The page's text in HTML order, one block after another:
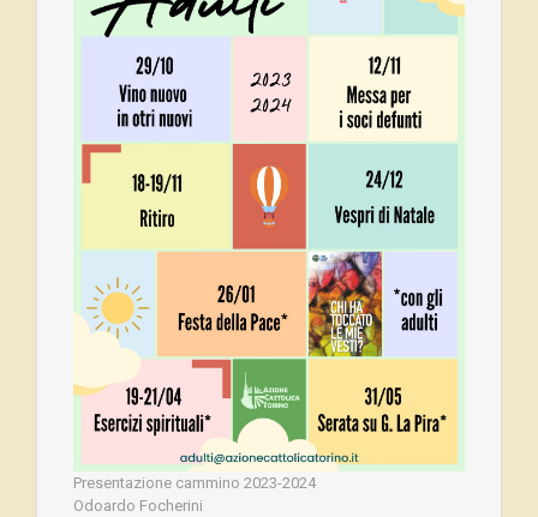
Presentazione cammino 2023-2024
Odoardo Focherini